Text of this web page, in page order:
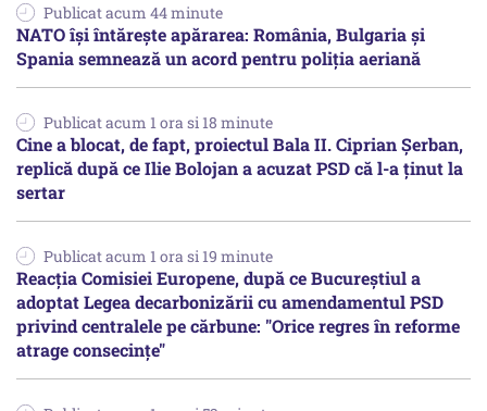
Publicat acum 44 minute
NATO își întărește apărarea: România, Bulgaria și
Spania semnează un acord pentru poliția aeriană
Publicat acum 1 ora si 18 minute
Cine a blocat, de fapt, proiectul Bala II. Ciprian Șerban,
replică după ce Ilie Bolojan a acuzat PSD că l-a ținut la
sertar
Publicat acum 1 ora si 19 minute
Reacția Comisiei Europene, după ce Bucureștiul a
adoptat Legea decarbonizării cu amendamentul PSD
privind centralele pe cărbune: "Orice regres în reforme
atrage consecințe"